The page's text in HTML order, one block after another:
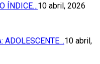
ÍNDICE…10 abril, 2026
ADOLESCENTE…10 abril,